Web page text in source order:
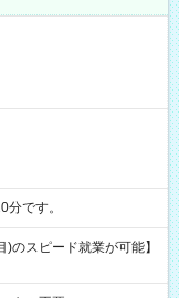
20分です。
のスピード就業が可能】